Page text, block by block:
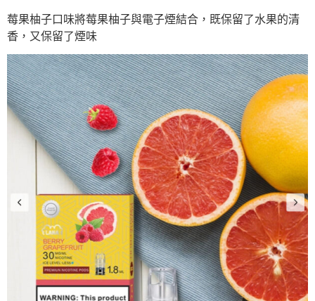
莓果柚子口味將莓果柚子與電子煙結合，既保留了水果的清
香，又保留了煙味